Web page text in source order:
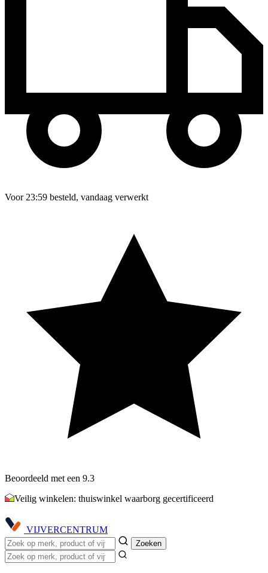
Voor 23:59 besteld, vandaag verwerkt
Beoordeeld met een 9.3
Veilig winkelen: thuiswinkel waarborg gecertificeerd
VIJVERCENTRUM
Zoeken